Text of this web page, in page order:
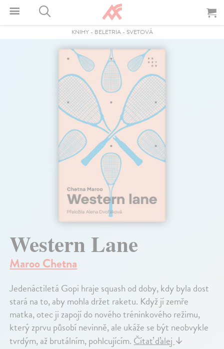
KNIHY- BELETRIA- SVETOVÁ
Western Lane
Maroo Chetna
Jedenáctiletá Gopi hraje squash od doby, kdy byla dost
stará na to, aby mohla držet raketu. Když jí zemře
matka, otec ji zapojí do nového tréninkového režimu,
který zprvu působí nevinně, ale ukáže se být neobvykle
tvrdým, až brutálním, pohlcujícím.Čítať ďalej↓